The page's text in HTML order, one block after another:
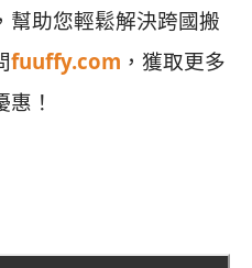
幫助您輕鬆解決跨國搬
fuuffy.com ，獲取更多
！